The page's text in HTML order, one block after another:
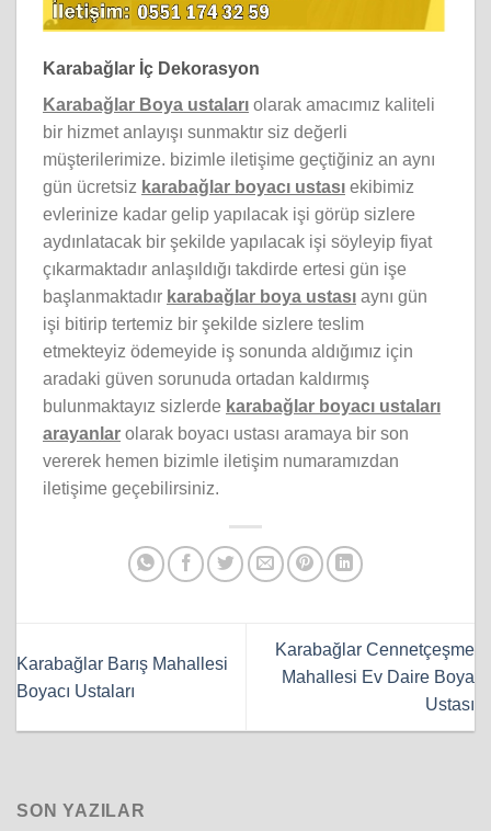
Karabağlar İç Dekorasyon
Karabağlar Boya ustaları olarak amacımız kaliteli
bir hizmet anlayışı sunmaktır siz değerli
müşterilerimize. bizimle iletişime geçtiğiniz an aynı
gün ücretsiz karabağlar boyacı ustası ekibimiz
evlerinize kadar gelip yapılacak işi görüp sizlere
aydınlatacak bir şekilde yapılacak işi söyleyip fiyat
çıkarmaktadır anlaşıldığı takdirde ertesi gün işe
başlanmaktadır karabağlar boya ustası aynı gün
işi bitirip tertemiz bir şekilde sizlere teslim
etmekteyiz ödemeyide iş sonunda aldığımız için
aradaki güven sorunuda ortadan kaldırmış
bulunmaktayız sizlerde karabağlar boyacı ustaları
arayanlar olarak boyacı ustası aramaya bir son
vererek hemen bizimle iletişim numaramızdan
iletişime geçebilirsiniz.
Karabağlar Barış Mahallesi
Boyacı Ustaları
Karabağlar Cennetçeşme
Mahallesi Ev Daire Boya
Ustası
SON YAZILAR